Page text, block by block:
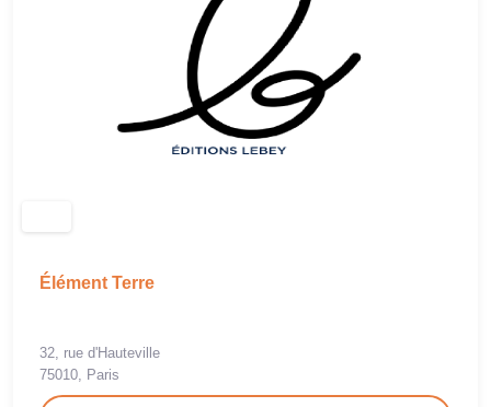
Élément Terre
32, rue d'Hauteville
75010, Paris